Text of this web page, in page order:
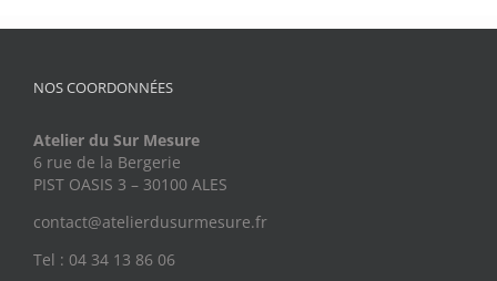
NOS COORDONNÉES
Atelier du Sur Mesure
6 rue de la Bergerie
PIST OASIS 3 – 30100 ALES
contact@atelierdusurmesure.fr
Tel : 04 34 13 86 06